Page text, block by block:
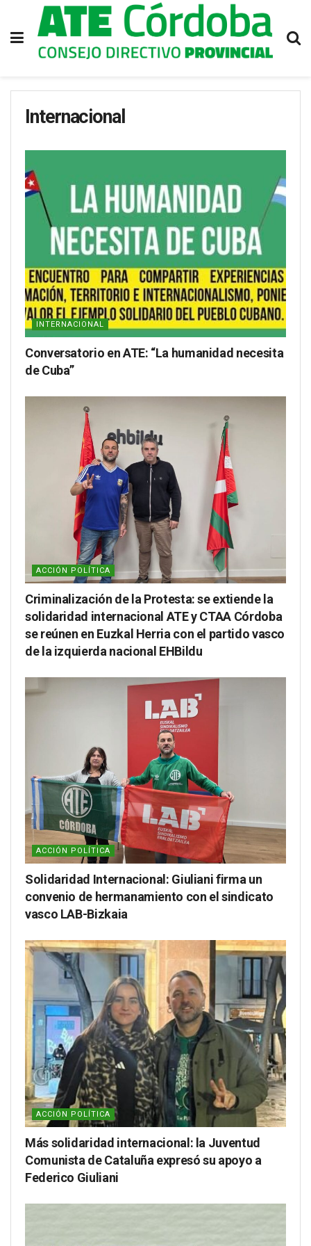
Internacional
INTERNACIONAL
Conversatorio en ATE: “La humanidad necesita
de Cuba”
ACCIÓN POLÍTICA
Criminalización de la Protesta: se extiende la
solidaridad internacional ATE y CTAA Córdoba
se reúnen en Euzkal Herria con el partido vasco
de la izquierda nacional EHBildu
ACCIÓN POLÍTICA
Solidaridad Internacional: Giuliani firma un
convenio de hermanamiento con el sindicato
vasco LAB-Bizkaia
ACCIÓN POLÍTICA
Más solidaridad internacional: la Juventud
Comunista de Cataluña expresó su apoyo a
Federico Giuliani